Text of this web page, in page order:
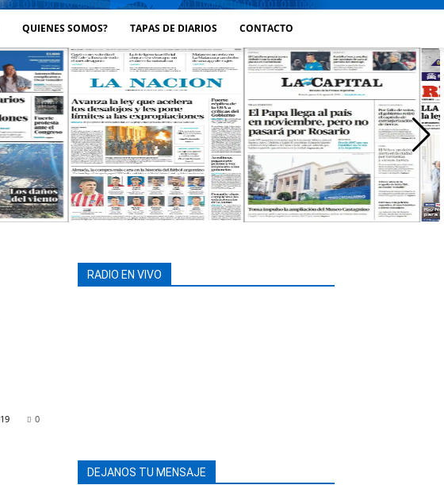
QUIENES SOMOS? TAPAS DE DIARIOS CONTACTO
0
19
RADIO EN VIVO
DEJANOS TU MENSAJE